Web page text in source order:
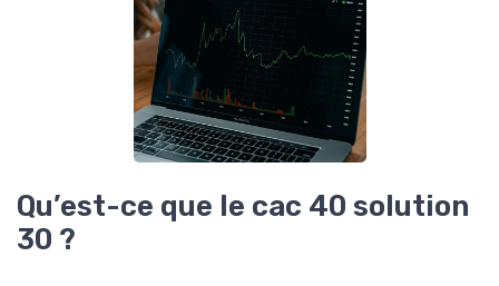
Qu’est-ce que le cac 40 solution
30 ?